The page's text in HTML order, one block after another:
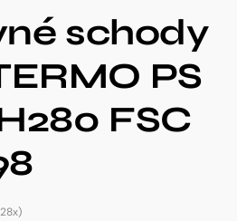
schody
PS
FSC